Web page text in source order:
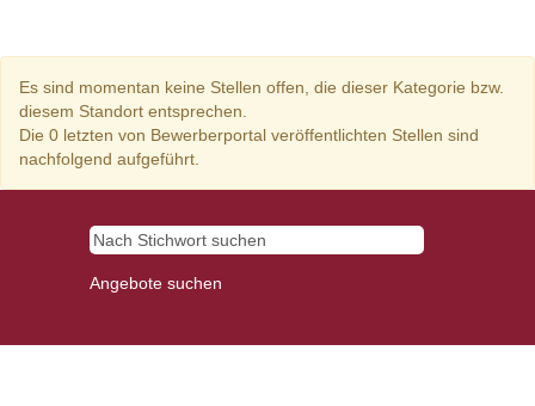
Es sind momentan keine Stellen offen, die dieser Kategorie bzw.
diesem Standort entsprechen.
Die 0 letzten von Bewerberportal veröffentlichten Stellen sind
nachfolgend aufgeführt.